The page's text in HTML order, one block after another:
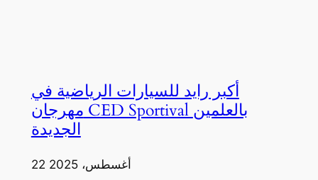
أكبر رايد للسيارات الرياضية في
مهرجان CED Sportival بالعلمين
الجديدة
22 أغسطس، 2025